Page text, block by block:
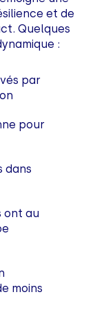
et de
Quelques
:
par
pour
dans
ont au
moins